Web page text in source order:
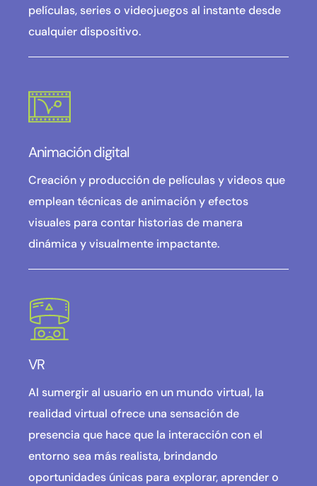
películas, series o videojuegos al instante desde
cualquier dispositivo.
Animación digital
Creación y producción de películas y videos que
emplean técnicas de animación y efectos
visuales para contar historias de manera
dinámica y visualmente impactante.
VR
Al sumergir al usuario en un mundo virtual, la
realidad virtual ofrece una sensación de
presencia que hace que la interacción con el
entorno sea más realista, brindando
oportunidades únicas para explorar, aprender o